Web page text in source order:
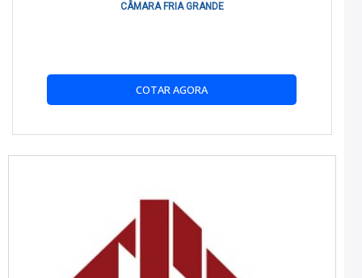
online com entrega rápida e segura.
garantindo o melhor resultado e durabilidade.
A Refrigeração Real oferece diversos tipos de isolamento,
como espuma de poliuretano e lã de vidro, cada um com suas
vantagens específicas.
CÂMARA FRIA GRANDE
COTAR AGORA